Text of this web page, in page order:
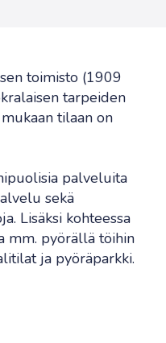
toimisto (1909
tarpeiden
tilaan on
palveluita
sekä
Lisäksi kohteessa
mm. pyörällä töihin
ja pyöräparkki.